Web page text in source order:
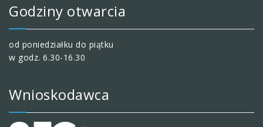
Godziny otwarcia
od poniedziałku do piątku
w godz. 6.30-16.30
Wnioskodawca